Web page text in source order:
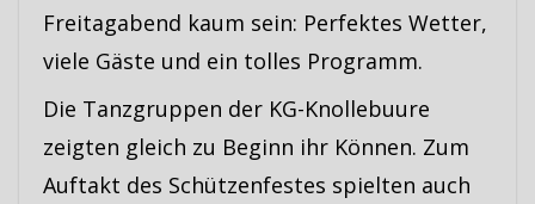
Freitagabend kaum sein: Perfektes Wetter,
viele Gäste und ein tolles Programm.
Die Tanzgruppen der KG-Knollebuure
zeigten gleich zu Beginn ihr Können. Zum
Auftakt des Schützenfestes spielten auch